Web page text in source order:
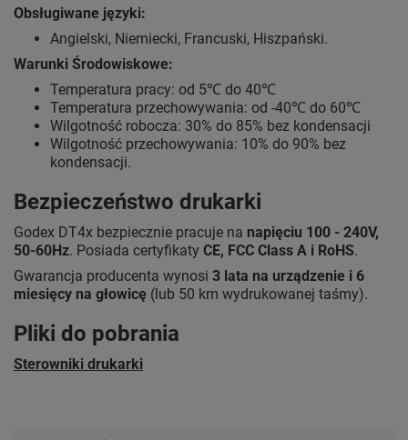
Obsługiwane języki:
Angielski, Niemiecki, Francuski, Hiszpański.
Warunki Środowiskowe:
Temperatura pracy: od 5℃ do 40℃
Temperatura przechowywania: od -40℃ do 60℃
Wilgotność robocza: 30% do 85% bez kondensacji
Wilgotność przechowywania: 10% do 90% bez
kondensacji.
Bezpieczeństwo drukarki
Godex DT4x bezpiecznie pracuje na napięciu 100 - 240V,
50-60Hz. Posiada certyfikaty CE, FCC Class A i RoHS.
Gwarancja producenta wynosi 3 lata na urządzenie i 6
miesięcy na głowicę (lub 50 km wydrukowanej taśmy).
Pliki do pobrania
Sterowniki drukarki